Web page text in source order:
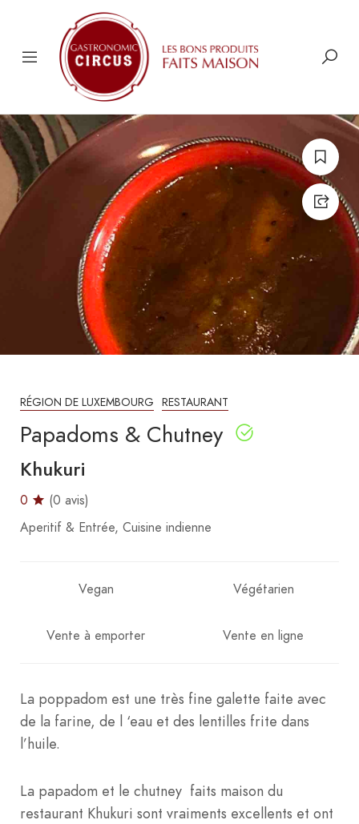
RÉGION DE LUXEMBOURG RESTAURANT
Papadoms & Chutney
Khukuri
0
(0 avis)
Aperitif & Entrée Cuisine indienne
Vegan Végétarien
Vente à emporter Vente en ligne
La poppadom est une très fine galette faite avec
de la farine, de l ‘eau et des lentilles frite dans
l’huile.
La papadom et le chutney faits maison du
restaurant Khukuri sont vraiments excellents et ont